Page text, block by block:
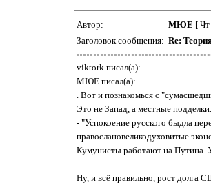
Автор: МЮЕ [
Заголовок сообщения: Re:
viktork писал(а):
МЮЕ писал(а):
. Вот и познакомься с
Это не Запад, а местные
- "Успокоение русского быдла
правослановеликодуховитые
Кумунисты работают на Путина.
Ну, и всё правильно, рост долга